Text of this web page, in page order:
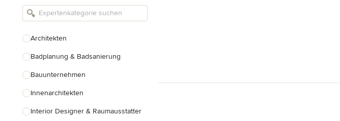
Architekten
Badplanung & Badsanierung
Bauunternehmen
Innenarchitekten
Interior Designer & Raumausstatter